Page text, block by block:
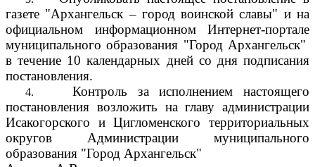
газете "Архангельск – город воинской славы" и на
официальном информационном Интернет-портале
муниципального образования "Город Архангельск"
в течение 10 календарных дней со дня подписания
постановления.
4.
Контроль за исполнением настоящего
постановления возложить на главу администрации
Исакогорского и Цигломенского территориальных
округов Администрации муниципального
образования "Город Архангельск"